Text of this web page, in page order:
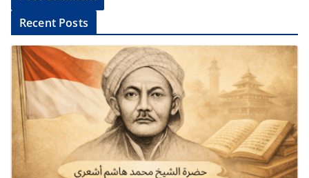
l
t
Recent Posts